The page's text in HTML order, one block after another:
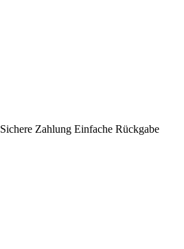
Sichere Zahlung Einfache Rückgabe